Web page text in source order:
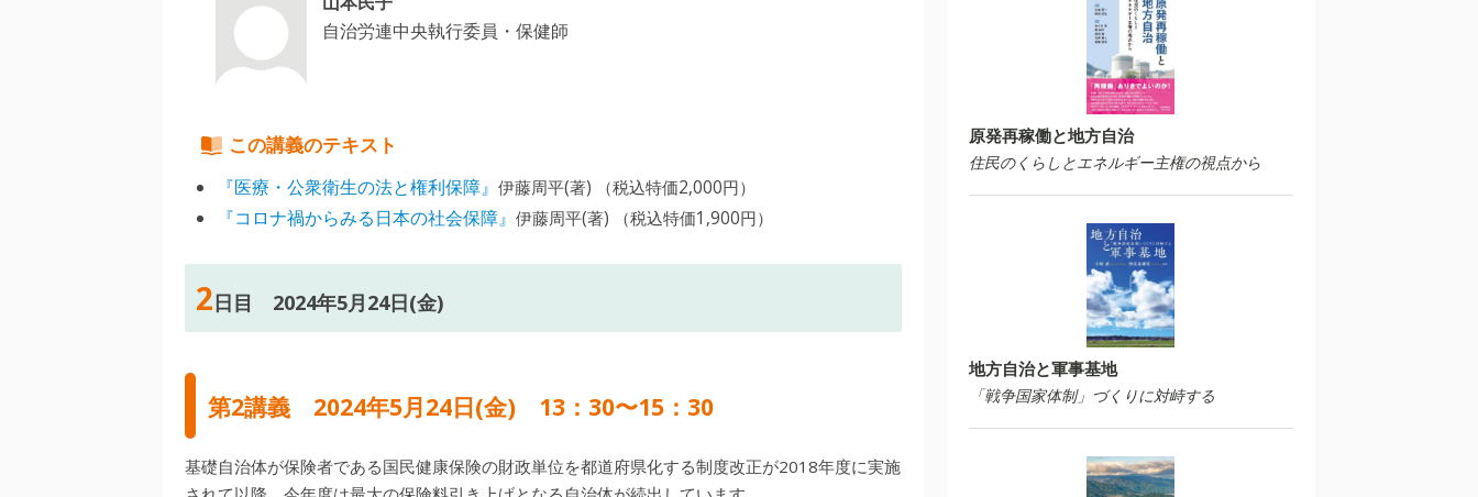
自治労連中央執行委員・保健師
この講義のテキスト
『医療・公衆衛生の法と権利保障』伊藤周平(著) （税込特価2,000円）
『コロナ禍からみる日本の社会保障』伊藤周平(著) （税込特価1,900円）
2日目 2024年5月24日(金)
第2講義 2024年5月24日(金) 13：30〜15：30
基礎自治体が保険者である国民健康保険の財政単位を都道府県化する制度改正が2018年度に実施
原発再稼働と地方自治
住民のくらしとエネルギー主権の視点から
地方自治と軍事基地
「戦争国家体制」づくりに対峙する